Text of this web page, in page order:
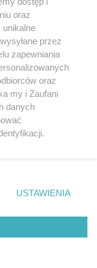
Tour de
przez
21
oraz
unikalne
przez
zapewniania
oraz
my i Zaufani
danych
prywatności
zgody
się takiemu
tylko
USTAWIENIA